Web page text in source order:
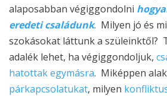
alaposabban végiggondolni
eredeti családunk. Milyen jó és
szokásokat láttunk a szüleinktől?
adalék lehet, ha végiggondoljuk,
hatottak egymásra. Miképpen
párkapcsolatukat, milyen